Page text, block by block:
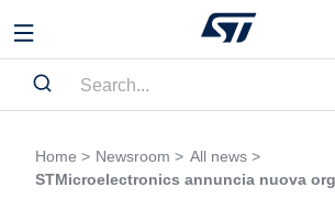
Home > Newsroom > All news >
STMicroelectronics annuncia nuova